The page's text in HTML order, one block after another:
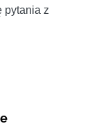
pytania z